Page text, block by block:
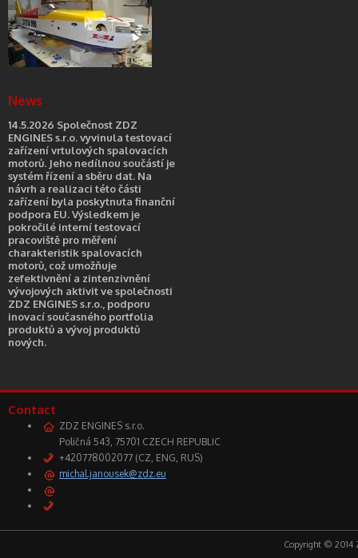
News
14.5.2026 Společnost ZDZ
ENGINES s.r.o. vyvinula testovací
zařízení vrtulových spalovacích
motorů. Jeho nedílnou součástí je
systém řízení a sběru dat. Na
návrh a realizaci této části
zařízení byla poskytnuta finanční
podpora EU. Výsledkem je
pokročilé interní testovací
pracoviště pro měření
charakteristik spalovacích
motorů, což umožňuje
zefektivnění a zintenzivnění
vývojových aktivit ve společnosti
ZDZ ENGINES s.r.o., podporu
inovací současného portfolia
produktů a vývoj produktů
nových.
Contact
ZDZ ENGINES s.r.o.
Poličná 543, 75701 CZECH REPUBLIC
+420778002077 (CZ, ENG, RUS)
michal.janousek@zdz.eu
Copyright © 2014